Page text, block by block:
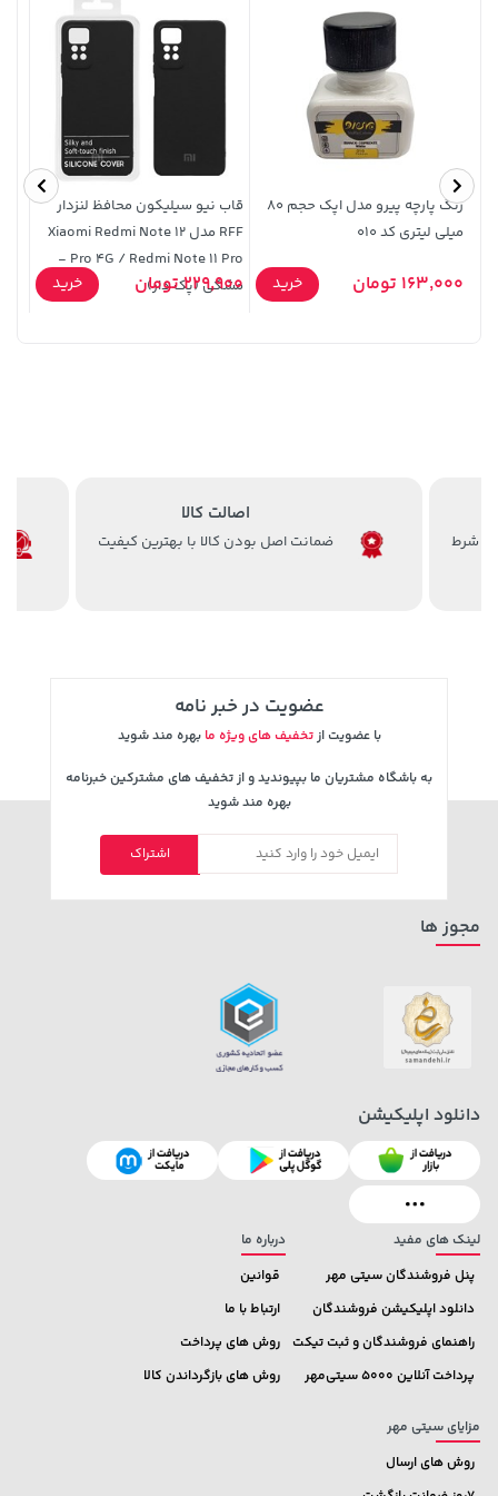
40,380,000 تومان خرید 56,680,000 تومان خرید
141,000 تومان
2,275,000
خرید
2,679,000 تومان
3,820,000
169,900 تومان خرید
159,900
رنگ پارچه پیرو مدل اپک حجم 80
میلی لیتری کد 010
163,000 تومان خرید
قاب نیو سیلیکون محافظ لنزدار
RFF مدل Xiaomi Redmi Note 12
Pro 4G / Redmi Note 11 Pro -
مشکی (پک دار)
229,900 تومان خرید
اصالت کالا
ضمانت اصل بودن کالا با بهترین کیفیت
عضویت در خبر نامه
با عضویت ازتخفیف های ویژه ما بهره مند شوید
به باشگاه مشتریان ما بپیوندید و از تخفیف های مشترکین خبرنامه
بهره مند شوید
اشتراک
لینک های مفید
پنل فروشندگان سیتی مهر
دانلود اپلیکیشن فروشندگان
راهنمای فروشندگان و ثبت تیکت
پرداخت آنلاین 5000 سیتی‌مهر
درباره ما
قوانین
ارتباط با ما
روش های پرداخت
روش های بازگرداندن کالا
مزایای سیتی مهر
روش های ارسال
مجوز ها
دانلود اپلیکیشن